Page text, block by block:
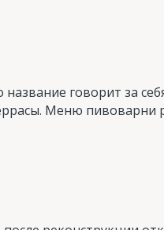
говорит за
Меню пивоварни